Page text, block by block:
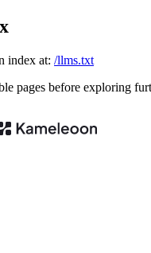
index at: /llms.txt
pages before exploring